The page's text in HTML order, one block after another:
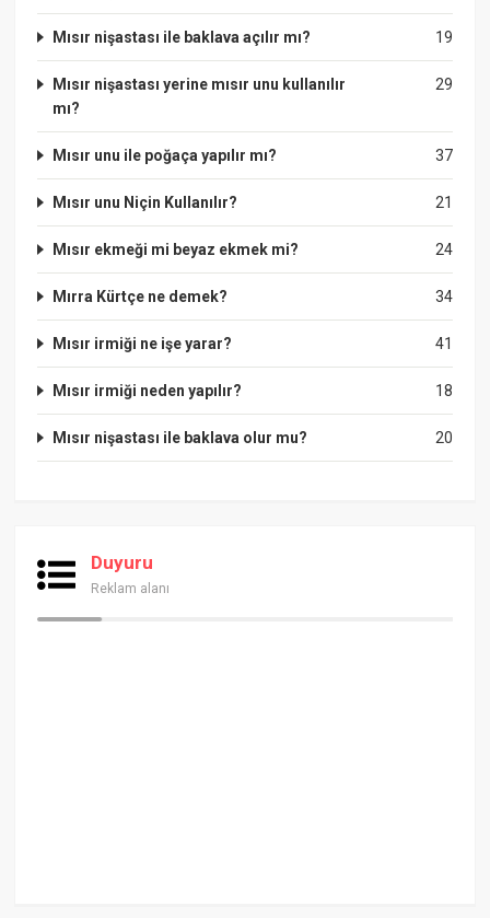
19
Mısır nişastası ile baklava açılır mı?
29
Mısır nişastası yerine mısır unu kullanılır
mı?
37
Mısır unu ile poğaça yapılır mı?
21
Mısır unu Niçin Kullanılır?
24
Mısır ekmeği mi beyaz ekmek mi?
34
Mırra Kürtçe ne demek?
41
Mısır irmiği ne işe yarar?
18
Mısır irmiği neden yapılır?
20
Mısır nişastası ile baklava olur mu?
Duyuru
Reklam alanı